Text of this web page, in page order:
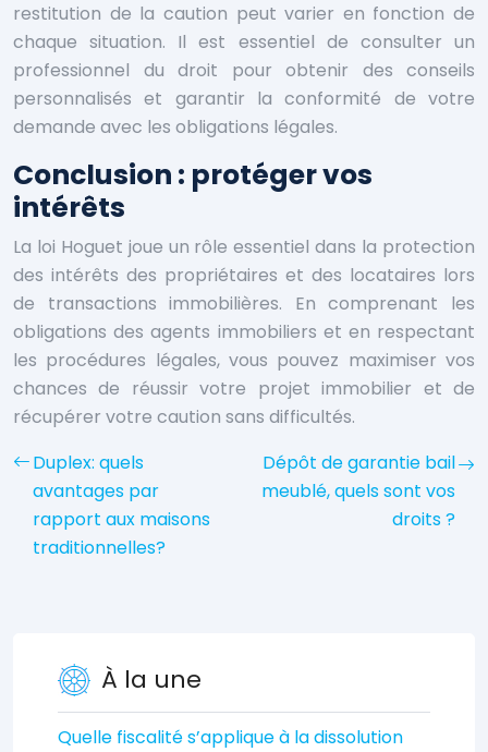
restitution de la caution peut varier en fonction de
chaque situation. Il est essentiel de consulter un
professionnel du droit pour obtenir des conseils
personnalisés et garantir la conformité de votre
demande avec les obligations légales.
Conclusion : protéger vos
intérêts
La loi Hoguet joue un rôle essentiel dans la protection
des intérêts des propriétaires et des locataires lors
de transactions immobilières. En comprenant les
obligations des agents immobiliers et en respectant
les procédures légales, vous pouvez maximiser vos
chances de réussir votre projet immobilier et de
récupérer votre caution sans difficultés.
Duplex: quels
avantages par
rapport aux maisons
traditionnelles?
Dépôt de garantie bail
meublé, quels sont vos
droits ?
À la une
Quelle fiscalité s’applique à la dissolution